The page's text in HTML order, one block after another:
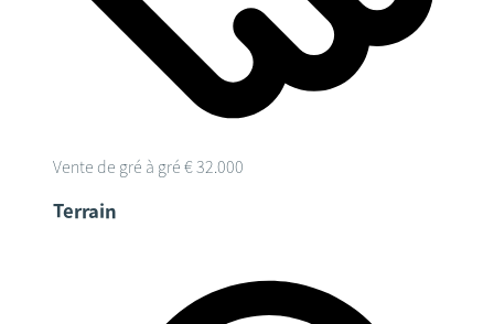
Vente de gré à gré € 32.000
Terrain